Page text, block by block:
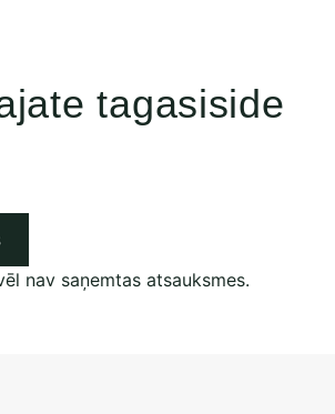
tagasiside
nav saņemtas atsauksmes.